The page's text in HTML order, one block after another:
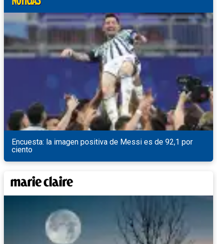
Encuesta: la imagen positiva de Messi es de 92,1 por
ciento